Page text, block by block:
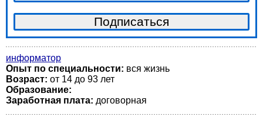
информатор
Опыт по специальности: вся жизнь
Возраст: от 14 до 93 лет
Образование:
Заработная плата: договорная